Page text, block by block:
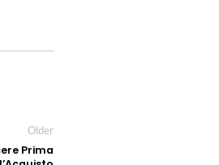
Older
Prima